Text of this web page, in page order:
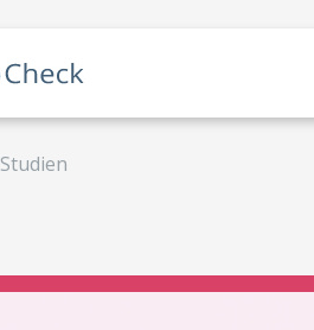
Studien